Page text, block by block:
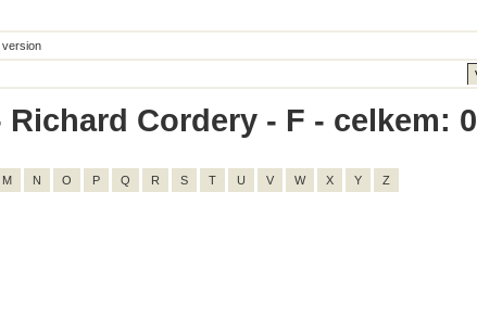
version
Richard Cordery - F - celkem: 0
M N O P Q R S T U V W X Y Z